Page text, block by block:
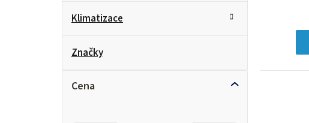
Klimatizace
Značky
Cena